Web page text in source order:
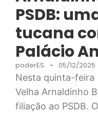
PSDB:
tucana
Palácio
poderES - 05/12/2025
Nesta quinta-feira
Velha Arnaldinho
filiação ao PSDB.